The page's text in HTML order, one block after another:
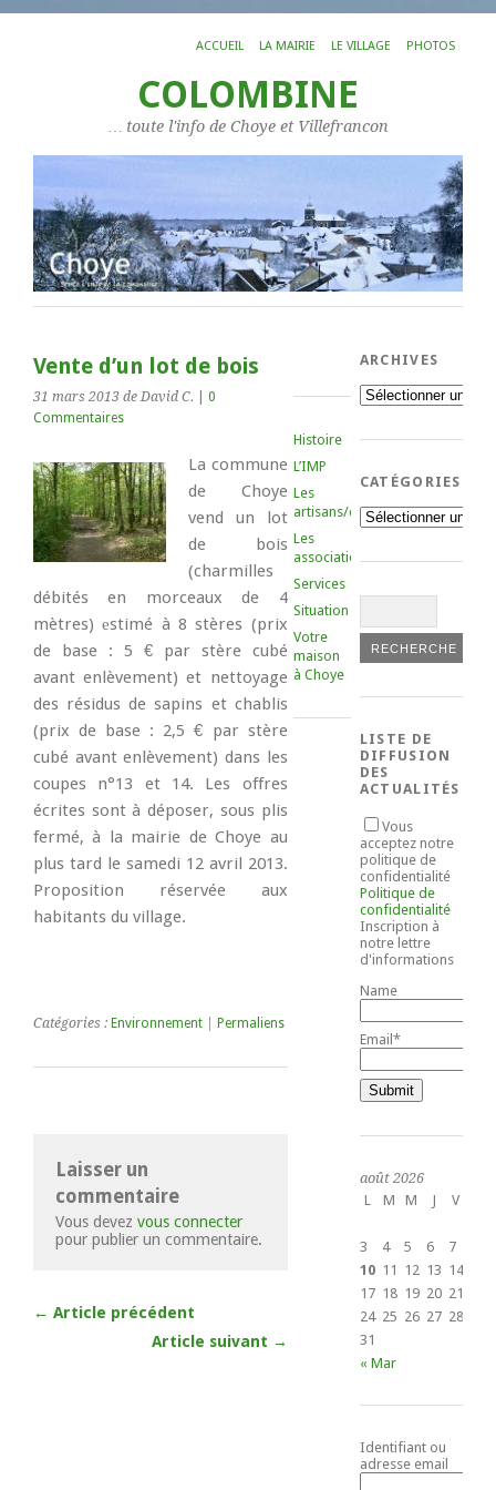
ACCUEIL LA MAIRIE LE VILLAGE PHOTOS
COLOMBINE
… toute l'info de Choye et Villefrancon
Vente d’un lot de bois
31 mars 2013 de David C.
0
Commentaires
La commune
de Choye
vend un lot
de bois
(charmilles
débités en morceaux de 4
mètres)estimé à 8 stères (prix
de base : 5 € par stère cubé
avant enlèvement) et nettoyage
des résidus de sapins et chablis
(prix de base : 2,5 € par stère
cubé avant enlèvement) dans les
coupes n°13 et 14. Les offres
écrites sont à déposer, sous plis
fermé, à la mairie de Choye au
plus tard le samedi 12 avril 2013.
Proposition réservée aux
habitants du village.
Catégories : Environnement Permaliens
Laisser un
commentaire
Vous devez vous connecter
pour publier un commentaire.
← Article précédent
Article suivant →
Histoire
L’IMP
Les
artisans/commerçants
Les
associations
Services
Situation
Votre
maison
à Choye
ARCHIVES
Archives
CATÉGORIES
Catégories
LISTE DE
DIFFUSION
DES
ACTUALITÉS
Vous
acceptez notre
politique de
confidentialité
Politique de
confidentialité
Inscription à
notre lettre
d'informations
Name
Email*
août 2026
L
M M J V
3
4 5 6 7
10 11 12 13 14
17 18 19 20 21
24 25 26 27 28
31
« Mar
Identifiant ou
adresse email